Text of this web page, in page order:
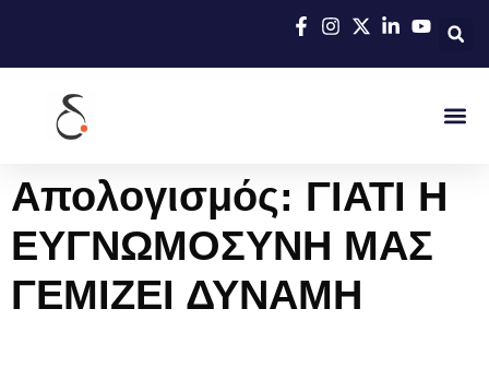
Απολογισμός: ΓΙΑΤΙ Η
ΕΥΓΝΩΜΟΣΥΝΗ ΜΑΣ
ΓΕΜΙΖΕΙ ΔΥΝΑΜΗ